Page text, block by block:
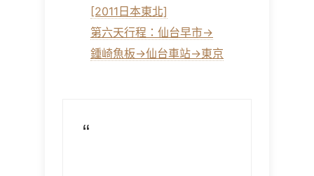
[2011日本東北]
第六天行程：仙台早市→
鍾崎魚板→仙台車站→東京